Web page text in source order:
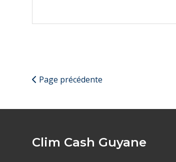
Page précédente
Clim Cash Guyane